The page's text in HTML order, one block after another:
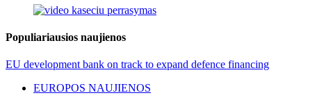
Populiariausios naujienos
EU development bank on track to expand defence financing
EUROPOS NAUJIENOS